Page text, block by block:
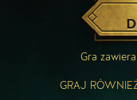
Gra
GRAJ